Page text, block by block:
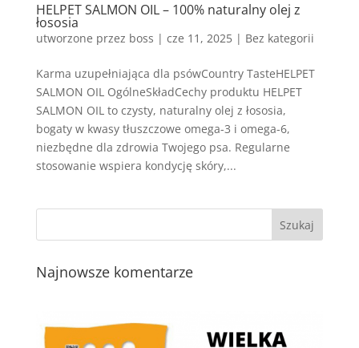
HELPET SALMON OIL – 100% naturalny olej z
łososia
utworzone przez boss | cze 11, 2025| Bez kategorii
Karma uzupełniająca dla psówCountry TasteHELPET
SALMON OIL OgólneSkładCechy produktu HELPET
SALMON OIL to czysty, naturalny olej z łososia,
bogaty w kwasy tłuszczowe omega-3 i omega-6,
niezbędne dla zdrowia Twojego psa. Regularne
stosowanie wspiera kondycję skóry,...
Najnowsze komentarze